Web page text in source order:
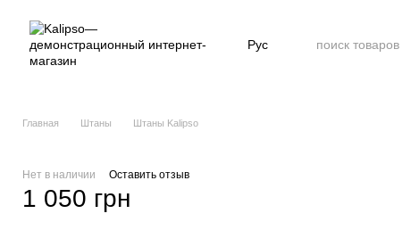
Рус
Главная Штаны Штаны Kalipso
Нет в наличии Оставить отзыв
1 050 грн